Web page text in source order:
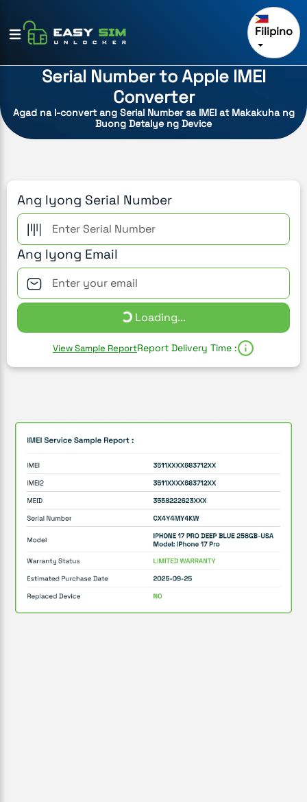
Filipino
Serial Number to Apple IMEI
Converter
Agad na I-convert ang Serial Number sa IMEI at Makakuha ng
Buong Detalye ng Device
Ang Iyong Serial Number
Ang Iyong Email
Loading...
View Sample ReportReport Delivery Time :